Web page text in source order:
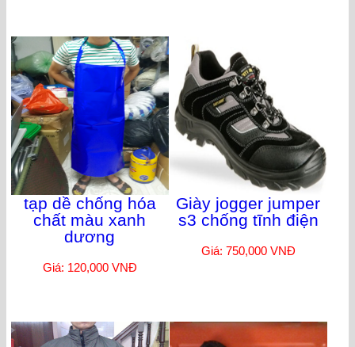
tạp dề chống hóa
chất màu xanh
dương
Giá: 120,000 VNĐ
Giày jogger jumper
s3 chống tĩnh điện
Giá: 750,000 VNĐ